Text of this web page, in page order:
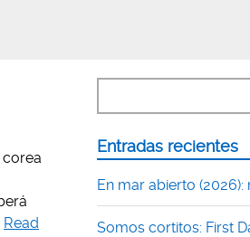
corea
Read
Entradas recientes
En mar abierto
Somos cortitos: First